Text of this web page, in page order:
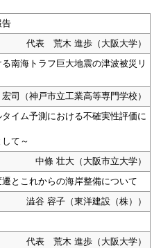
告
代表 荒木 進歩（大阪大学）
南海トラフ巨大地震の津波被災リ
司（神戸市立工業高等専門学校）
イム予測における不確実性評価に
て～
中條 壮大（大阪市立大学）
とこれからの海岸整備について
澁谷 容子（東洋建設（株））
代表 荒木 進歩（大阪大学）